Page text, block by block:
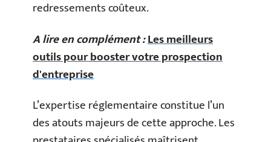
redressements coûteux.
A lire en complément :Les meilleurs
outils pour booster votre prospection
d'entreprise
L’expertise réglementaire constitue l’un
des atouts majeurs de cette approche. Les